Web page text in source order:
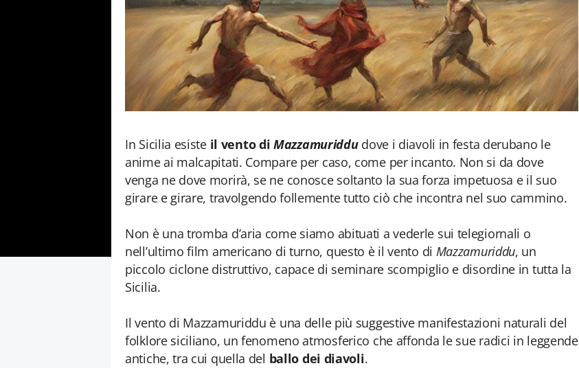
In Sicilia esisteil vento diMazzamuriddu dove i diavoli in festa derubano le
anime ai malcapitati. Compare per caso, come per incanto. Non si da dove
venga ne dove morirà, se ne conosce soltanto la sua forza impetuosa e il suo
girare e girare, travolgendo follemente tutto ciò che incontra nel suo cammino.
Non è una tromba d’aria come siamo abituati a vederle sui telegiornali o
nell’ultimo film americano di turno, questo è il vento di Mazzamuriddu, un
piccolo ciclone distruttivo, capace di seminare scompiglio e disordine in tutta la
Sicilia.
Il vento di Mazzamuriddu è una delle più suggestive manifestazioni naturali del
folklore siciliano, un fenomeno atmosferico che affonda le sue radici in leggende
antiche, tra cui quella del ballo dei diavoli.